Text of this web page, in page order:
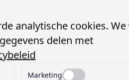
analytische cookies.
delen met
Marketing